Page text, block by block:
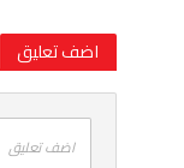
اضف تعليق
اضف تعليق